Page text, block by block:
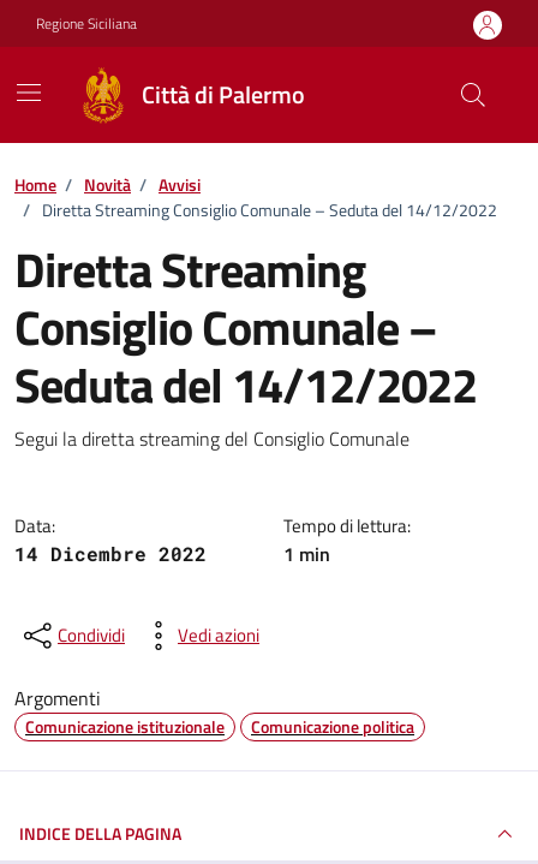
Vai ai contenuti
Vai al footer
Regione Siciliana
Città di Palermo
Home / Novità / Avvisi
/ Diretta Streaming Consiglio Comunale – Seduta del 14/12/2022
Diretta Streaming
Consiglio Comunale –
Seduta del 14/12/2022
Dettagli della notizia
Segui la diretta streaming del Consiglio Comunale
Data:
14 Dicembre 2022
Tempo di lettura:
1 min
Condividi Vedi azioni
Argomenti
Comunicazione istituzionale Comunicazione politica
INDICE DELLA PAGINA